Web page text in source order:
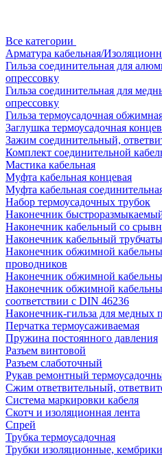
Все категории
Арматура кабельная/
Гильза соединительная для
опрессовку
Гильза соединительная для
опрессовку
Гильза термоусадочная
Заглушка термоусадочная
Зажим соединительный,
Комплект соединительной
Мастика кабельная
Муфта кабельная концевая
Муфта кабельная
Набор термоусадочных трубок
Наконечник
Наконечник кабельный со
Наконечник кабельный
Наконечник обжимной
проводников
Наконечник обжимной
Наконечник обжимной
соответствии с DIN 46236
Наконечник-гильза для медных
Перчатка термоусаживаемая
Пружина постоянного давления
Разъем винтовой
Разъем слаботочный
Рукав ремонтный
Сжим ответвительный,
Система маркировки кабеля
Скотч и изоляционная лента
Спрей
Трубка термоусадочная
Трубки изоляционные, кембрики